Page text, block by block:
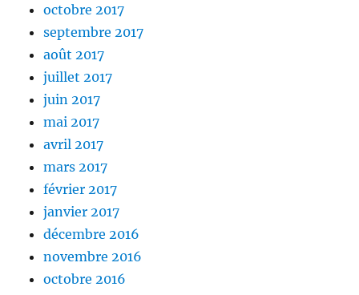
octobre 2017
septembre 2017
août 2017
juillet 2017
juin 2017
mai 2017
avril 2017
mars 2017
février 2017
janvier 2017
décembre 2016
novembre 2016
octobre 2016